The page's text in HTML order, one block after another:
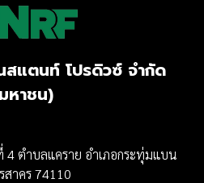
สแตนท์ โปรดิวซ์ จำกัด
หาชน)
ตำบลแคราย อำเภอกระทุ่มแบน
าคร 74110